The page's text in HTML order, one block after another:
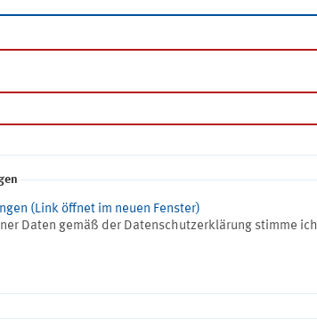
(Link öffnet im neuen Fenster)
Daten gemäß der Datenschutzerklärung stimme ich